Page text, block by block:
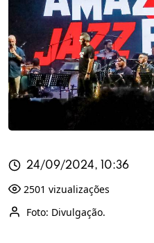
24/09/2024, 10:36
2501 vizualizações
Foto: Divulgação.